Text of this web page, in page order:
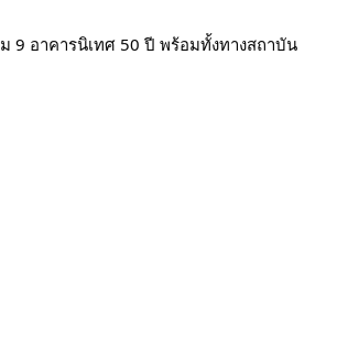
9 อาคารนิเทศ 50 ปี พร้อมทั้งทางสถาบัน